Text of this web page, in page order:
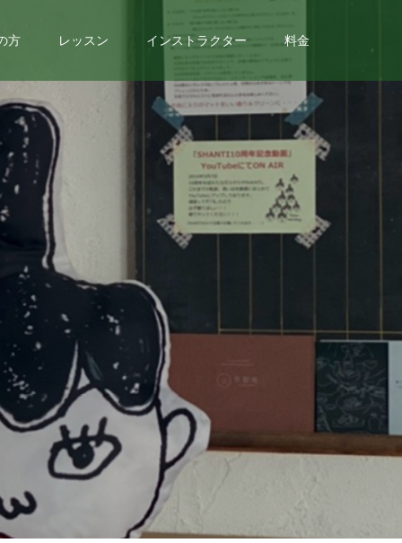
方 レッスン インストラクター 料金